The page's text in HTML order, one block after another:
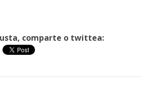
comparte o twittea: